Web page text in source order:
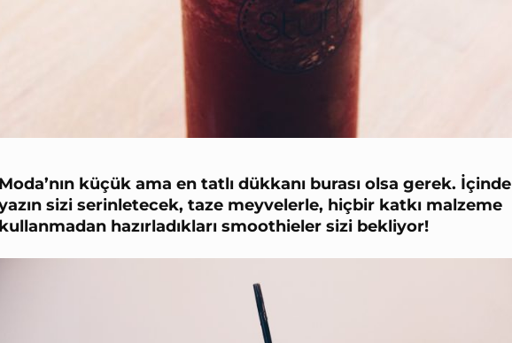
Moda’nın küçük ama en tatlı dükkanı burası olsa gerek. İçinde
sizi serinletecek, taze meyvelerle, hiçbir katkı malzeme
kullanmadan hazırladıkları smoothieler sizi bekliyor!